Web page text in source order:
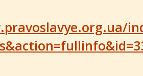
МАБЭТ в Крыму
нового